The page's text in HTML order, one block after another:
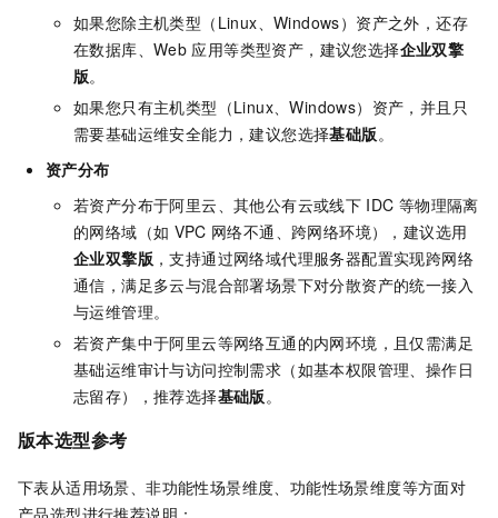
如果您除主机类型（Linux、Windows）资产之外，还存
在数据库、Web 应用等类型资产，建议您选择企业双擎
版。
如果您只有主机类型（Linux、Windows）资产，并且只
需要基础运维安全能力，建议您选择基础版。
资产分布
若资产分布于阿里云、其他公有云或线下 IDC 等物理隔离
的网络域（如 VPC 网络不通、跨网络环境），建议选用
企业双擎版 ，支持通过网络域代理服务器配置实现跨网络
通信，满足多云与混合部署场景下对分散资产的统一接入
与运维管理。
若资产集中于阿里云等网络互通的内网环境，且仅需满足
基础运维审计与访问控制需求（如基本权限管理、操作日
志留存），推荐选择基础版。
版本选型参考
下表从适用场景、非功能性场景维度、功能性场景维度等方面对
产品选型进行推荐说明：